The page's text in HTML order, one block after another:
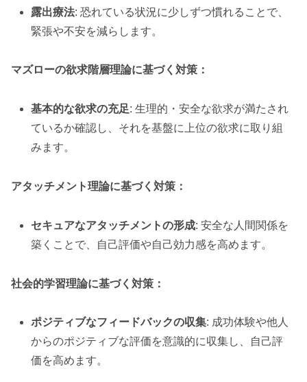
露出療法: 恐れている状況に少しずつ慣れることで、
緊張や不安を減らします。
マズローの欲求階層理論に基づく対策：
基本的な欲求の充足: 生理的・安全な欲求が満たされ
ているか確認し、それを基盤に上位の欲求に取り組
みます。
アタッチメント理論に基づく対策：
セキュアなアタッチメントの形成: 安全な人間関係を
築くことで、自己評価や自己効力感を高めます。
社会的学習理論に基づく対策：
ポジティブなフィードバックの収集: 成功体験や他人
からのポジティブな評価を意識的に収集し、自己評
価を高めます。